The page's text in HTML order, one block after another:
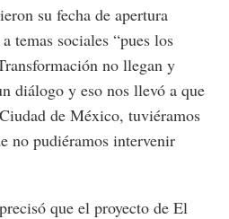
su fecha de apertura
temas sociales “pues los
no llegan y
diálogo y eso nos llevó a que
de México, tuviéramos
no pudiéramos intervenir
que el proyecto de El